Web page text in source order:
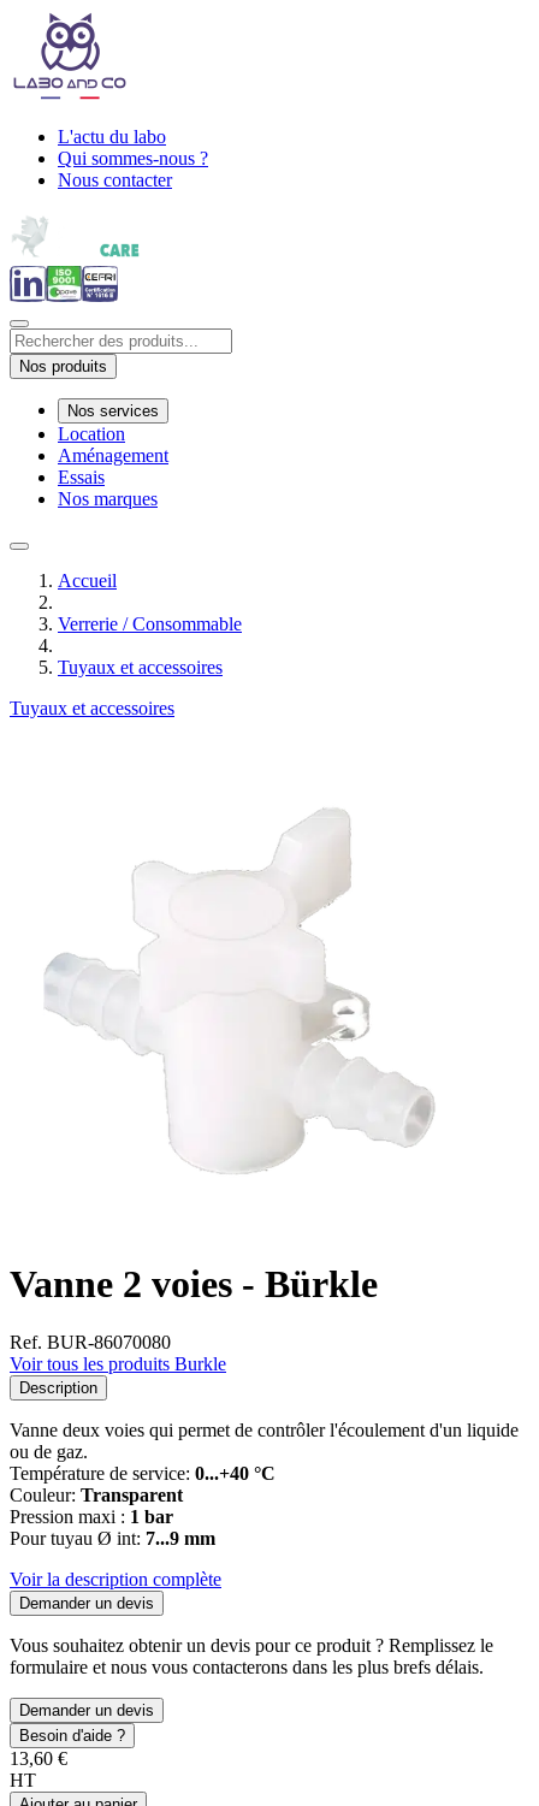
L'actu du labo
Qui sommes-nous ?
Nous contacter
Nos produits
Nos services
Location
Aménagement
Essais
Nos marques
Accueil
Verrerie / Consommable
Tuyaux et accessoires
Tuyaux et accessoires
Vanne 2 voies - Bürkle
Ref. BUR-86070080
Voir tous les produits Burkle
Description
Vanne deux voies qui permet de contrôler l'écoulement d'un liquide
ou de gaz.
Température de service: 0...+40 °C
Couleur: Transparent
Pression maxi : 1 bar
Pour tuyau Ø int: 7...9 mm
Voir la description complète
Demander un devis
Vous souhaitez obtenir un devis pour ce produit ? Remplissez le
formulaire et nous vous contacterons dans les plus brefs délais.
Demander un devis
Besoin d'aide ?
13,60 €
HT